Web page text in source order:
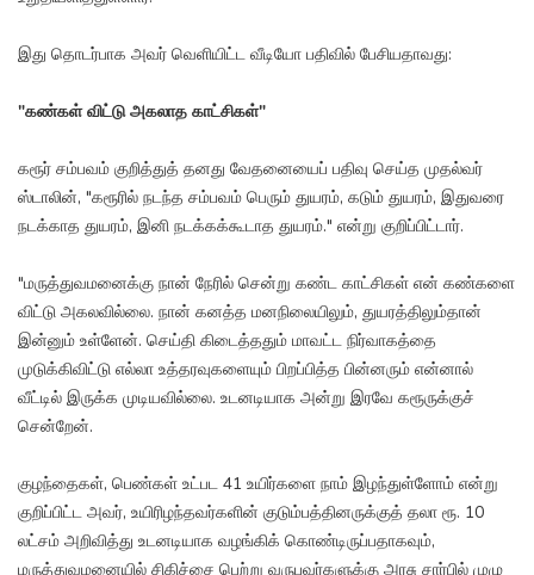
இது தொடர்பாக அவர் வெளியிட்ட வீடியோ பதிவில் பேசியதாவது:
"கண்கள் விட்டு அகலாத காட்சிகள்"
கரூர் சம்பவம் குறித்துத் தனது வேதனையைப் பதிவு செய்த முதல்வர்
ஸ்டாலின், "கரூரில் நடந்த சம்பவம் பெரும் துயரம், கடும் துயரம், இதுவரை
நடக்காத துயரம், இனி நடக்கக்கூடாத துயரம்." என்று குறிப்பிட்டார்.
"மருத்துவமனைக்கு நான் நேரில் சென்று கண்ட காட்சிகள் என் கண்களை
விட்டு அகலவில்லை. நான் கனத்த மனநிலையிலும், துயரத்திலும்தான்
இன்னும் உள்ளேன். செய்தி கிடைத்ததும் மாவட்ட நிர்வாகத்தை
முடுக்கிவிட்டு எல்லா உத்தரவுகளையும் பிறப்பித்த பின்னரும் என்னால்
வீட்டில் இருக்க முடியவில்லை. உடனடியாக அன்று இரவே கரூருக்குச்
சென்றேன்.
குழந்தைகள், பெண்கள் உட்பட 41 உயிர்களை நாம் இழந்துள்ளோம் என்று
குறிப்பிட்ட அவர், உயிரிழந்தவர்களின் குடும்பத்தினருக்குத் தலா ரூ. 10
லட்சம் அறிவித்து உடனடியாக வழங்கிக் கொண்டிருப்பதாகவும்,
மருத்துவமனையில் சிகிச்சை பெற்று வருபவர்களுக்கு அரசு சார்பில் முழு